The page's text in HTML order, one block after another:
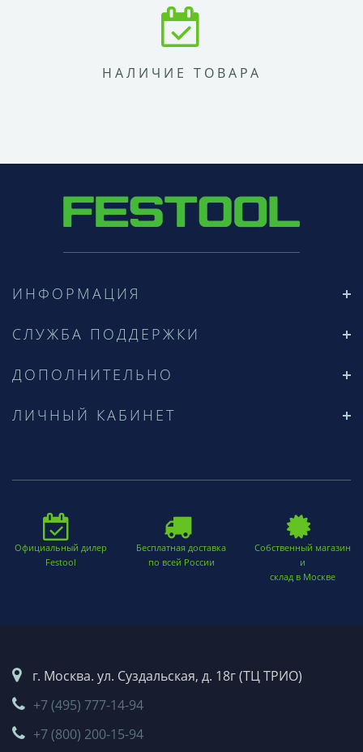
НАЛИЧИЕ ТОВАРА
ИНФОРМАЦИЯ
СЛУЖБА ПОДДЕРЖКИ
ДОПОЛНИТЕЛЬНО
ЛИЧНЫЙ КАБИНЕТ
Официальный дилер
Festool
Бесплатная доставка
по всей России
Собственный магазин
и
склад в Москве
г. Москва. ул. Суздальская, д. 18г (ТЦ ТРИО)
+7 (495) 777-14-94
+7 (800) 200-15-94